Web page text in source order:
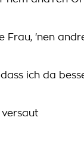
Frau, 'nen
ich da
versaut